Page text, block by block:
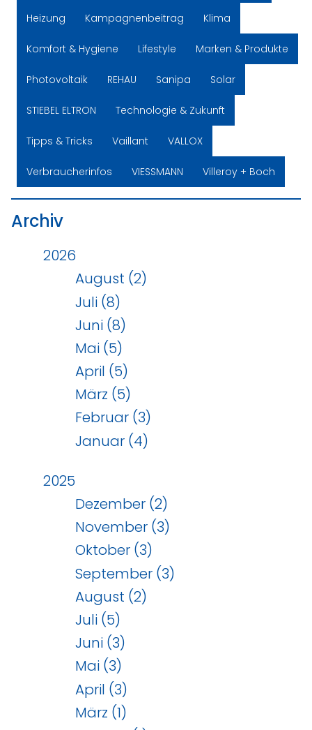
Heizung Kampagnenbeitrag Klima
Komfort & Hygiene Lifestyle Marken & Produkte
Photovoltaik REHAU Sanipa Solar
STIEBEL ELTRON Technologie & Zukunft
Tipps & Tricks Vaillant VALLOX
Verbraucherinfos VIESSMANN Villeroy + Boch
Archiv
2026
August (2)
Juli (8)
Juni (8)
Mai (5)
April (5)
März (5)
Februar (3)
Januar (4)
2025
Dezember (2)
November (3)
Oktober (3)
September (3)
August (2)
Juli (5)
Juni (3)
Mai (3)
April (3)
März (1)